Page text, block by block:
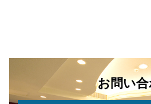
お問い